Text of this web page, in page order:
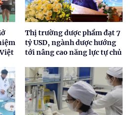
Thị trường dược phẩm đạt 7
tỷ USD, ngành dược hướng
tới nâng cao năng lực tự chủ